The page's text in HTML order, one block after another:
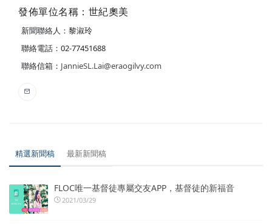
發佈單位名稱：世紀奧美
新聞聯絡人：黎淑玲
聯絡電話：02-77451688
聯絡信箱： JannieSL.Lai@eraogilvy.com
精選新聞稿 最新新聞稿
FLOC唯一基督徒專屬交友APP，基督徒的新福音
2021/03/29